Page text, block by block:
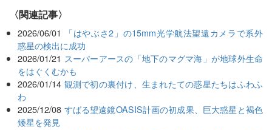
関連記事
2026/06/01
「はやぶさ2」の15mm光学航法望遠カメラで系外
惑星の検出に成功
2026/01/21 スーパーアースの「地下のマグマ海」が地球外生命
をはぐくむかも
2026/01/14 観測で初の裏付け、生まれたての惑星たちはふわふ
わ
2025/12/08 すばる望遠鏡OASIS計画の初成果、巨大惑星と褐色
矮星を発見